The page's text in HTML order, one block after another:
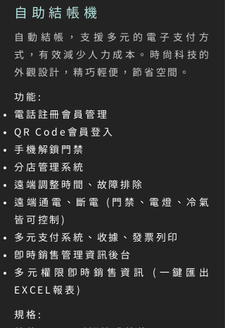
自助結帳機
自動結帳，支援多元的電子支付方
式，有效減少人力成本。時尚科技的
外觀設計，精巧輕便，節省空間。
功能:
電話註冊會員管理
QR Code會員登入
手機解鎖門禁
分店管理系統
遠端調整時間、故障排除
遠端通電、斷電 (門禁、電燈、冷氣
皆可控制)
多元支付系統、收據、發票列印
即時銷售管理資訊後台
多元權限即時銷售資訊 (一鍵匯出
EXCEL報表)
規格: